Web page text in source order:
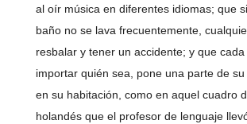
al oír música en diferentes idiomas; que
baño no se lava frecuentemente,
resbalar y tener un accidente; y que
importar quién sea, pone una parte de
en su habitación, como en aquel cuadro
holandés que el profesor de lenguaje